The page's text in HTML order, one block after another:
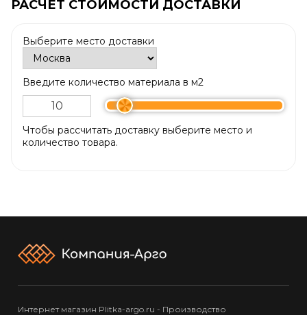
РАСЧЕТ СТОИМОСТИ ДОСТАВКИ
Выберите место доставки
Введите количество материала в м2
Чтобы рассчитать доставку выберите место и
количество товара.
Интернет магазин Plitka-argo.ru - Производство